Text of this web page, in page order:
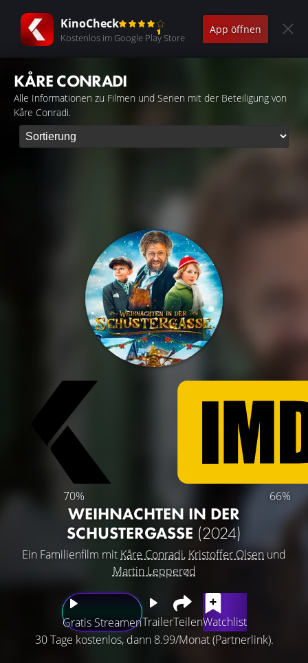
KinoCheck
Kostenlos im Google Play Store
App öffnen
KÅRE CONRADI
Alle Informationen zu Filmen und Serien mit der Beteiligung von
Kåre Conradi.
70% 66%
WEIHNACHTEN IN DER
SCHUSTERGASSE (2024)
Ein Familienfilm mit Kåre Conradi, Kristoffer Olsenund
Martin Lepperød
Gratis StreamenTrailerTeilenWatchlist
30 Tage kostenlos, dann 8.99/Monat (Partnerlink).